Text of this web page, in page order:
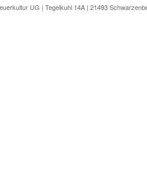
UG | Tegelkuhl 14A | 21493